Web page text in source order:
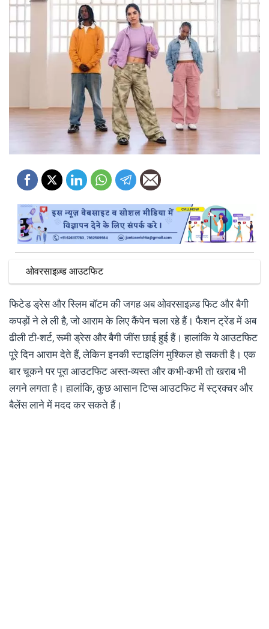
ओवरसाइज़्ड आउटफिट
फिटेड ड्रेस और स्लिम बॉटम की जगह अब ओवरसाइज़्ड फिट और बैगी
कपड़ों ने ले ली है, जो आराम के लिए कैंपेन चला रहे हैं। फैशन ट्रेंड में अब
ढीली टी-शर्ट, रूमी ड्रेस और बैगी जींस छाई हुई हैं। हालांकि ये आउटफिट
पूरे दिन आराम देते हैं, लेकिन इनकी स्टाइलिंग मुश्किल हो सकती है। एक
बार चूकने पर पूरा आउटफिट अस्त-व्यस्त और कभी-कभी तो खराब भी
लगने लगता है। हालांकि, कुछ आसान टिप्स आउटफिट में स्ट्रक्चर और
बैलेंस लाने में मदद कर सकते हैं।